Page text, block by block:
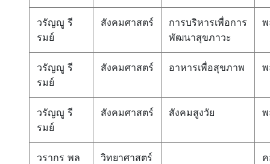
วรัญญู รี
รมย์
สังคมศาสตร์
การบริหารเพื่อการ
พัฒนาสุขภาวะ
วรัญญู รี
รมย์
สังคมศาสตร์ อาหารเพื่อสุขภาพ
วรัญญู รี
รมย์
สังคมศาสตร์ สังคมสูงวัย
วรากร พล
วิทยาศาสตร์